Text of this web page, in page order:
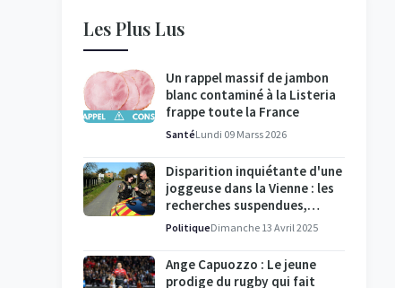
Les Plus Lus
Un rappel massif de jambon
blanc contaminé à la Listeria
frappe toute la France
SantéLundi 09 Marss 2026
Disparition inquiétante d'une
joggeuse dans la Vienne : les
recherches suspendues,
l'enquête se poursuit
PolitiqueDimanche 13 Avril 2025
Ange Capuozzo : Le jeune
prodige du rugby qui fait